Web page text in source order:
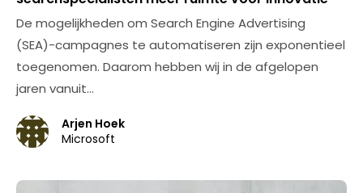
De mogelijkheden om Search Engine Advertising
(SEA)-campagnes te automatiseren zijn exponentieel
toegenomen. Daarom hebben wij in de afgelopen
jaren vanuit…
Arjen Hoek
Microsoft